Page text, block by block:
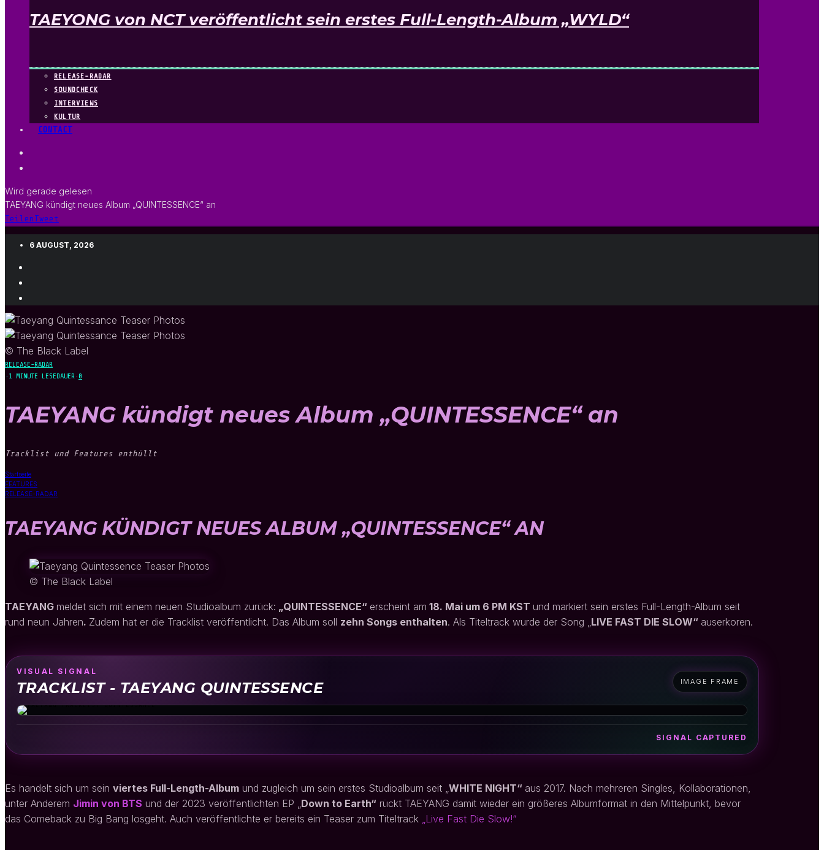
TAEYONG von NCT veröffentlicht sein erstes Full-Length-Album „WYLD“
RELEASE-RADAR
SOUNDCHECK
INTERVIEWS
KULTUR
CONTACT
Wird gerade gelesen
TAEYANG kündigt neues Album „QUINTESSENCE“ an
Teilen Tweet
6 AUGUST, 2026
© The Black Label
RELEASE-RADAR
· 1 MINUTE LESEDAUER · 0
TAEYANG kündigt neues Album „QUINTESSENCE“ an
Tracklist und Features enthüllt
Startseite
FEATURES
RELEASE-RADAR
TAEYANG KÜNDIGT NEUES ALBUM „QUINTESSENCE“ AN
© The Black Label
TAEYANG meldet sich mit einem neuen Studioalbum zurück: „QUINTESSENCE“ erscheint am 18. Mai um 6 PM KST und markiert sein erstes Full-Length-Album seit
rund neun Jahren. Zudem hat er die Tracklist veröffentlicht. Das Album soll zehn Songs enthalten. Als Titeltrack wurde der Song „LIVE FAST DIE SLOW“ auserkoren.
VISUAL SIGNAL
TRACKLIST - TAEYANG QUINTESSENCE IMAGE FRAME
SIGNAL CAPTURED
Es handelt sich um sein viertes Full-Length-Album und zugleich um sein erstes Studioalbum seit „WHITE NIGHT“ aus 2017. Nach mehreren Singles, Kollaborationen,
unter Anderem Jimin von BTS und der 2023 veröffentlichten EP „Down to Earth“ rückt TAEYANG damit wieder ein größeres Albumformat in den Mittelpunkt, bevor
das Comeback zu Big Bang losgeht. Auch veröffentlichte er bereits ein Teaser zum Titeltrack „Live Fast Die Slow!“